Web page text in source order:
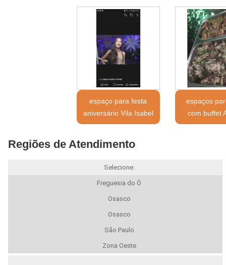
espaço para festa
aniversário Vila Isabel
espaços
com buffet
Regiões de Atendimento
Selecione:
Freguesia do Ó
Osasco
Osasco
São Paulo
Zona Oeste